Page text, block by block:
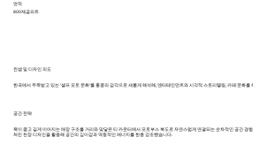
​면적
800제곱피트
컨셉 및 디자인 의도
한국에서 주목받고 있는 ‘셀프 포토 문화’를 홍콩의 감각으로 새롭게 해석해, 엔터테인먼트와 시각적 스토리텔링, 카페 문화
공간 전략
폭이 좁고 길게 이어지는 매장 구조를 거리와 맞닿은 티 카운터에서 포토부스 복도로 자연스럽게 연결되는 순차적인 공간 경
쳐진 천장 디자인을 활용해 공간의 깊이감과 역동적인 에너지를 한층 강조했습니다.